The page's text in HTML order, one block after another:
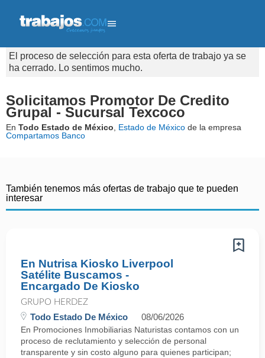
El proceso de selección para esta oferta de trabajo ya se
ha cerrado. Lo sentimos mucho.
Solicitamos Promotor De Credito
Grupal - Sucursal Texcoco
En Todo Estado de México Estado de México de la empresa
Compartamos Banco
También tenemos más ofertas de trabajo que te pueden
interesar
En Nutrisa Kiosko Liverpool
Satélite Buscamos -
Encargado De Kiosko
GRUPO HERDEZ
Todo Estado De México 08/06/2026
En Promociones Inmobiliarias Naturistas contamos con un
proceso de reclutamiento y selección de personal
transparente y sin costo alguno para quienes participan;